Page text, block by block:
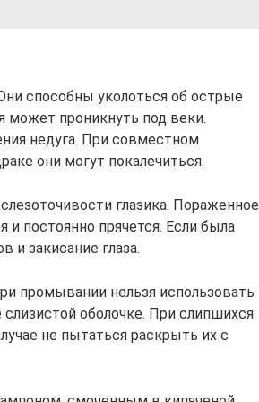
способны уколоться об острые
может проникнуть под веки.
недуга. При совместном
они могут покалечиться.
глазика. Пораженное
и постоянно прячется. Если была
и закисание глаза.
промывании нельзя использовать
оболочке. При слипшихся
не пытаться раскрыть их с